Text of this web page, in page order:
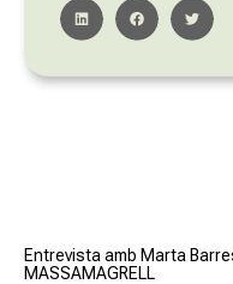
Entrevista amb Marta
MASSAMAGRELL